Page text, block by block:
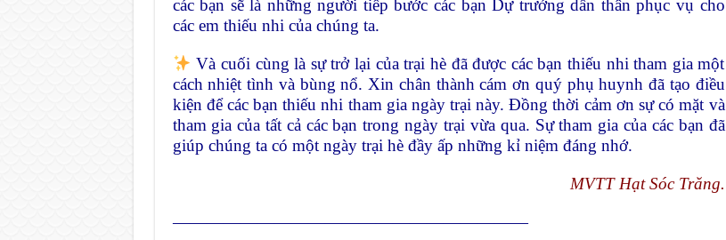
các bạn sẽ là những người tiếp bước các bạn Dự trưởng dấn thân phục vụ cho
các em thiếu nhi của chúng ta.
Và cuối cùng là sự trở lại của trại hè đã được các bạn thiếu nhi tham gia một
cách nhiệt tình và bùng nổ. Xin chân thành cám ơn quý phụ huynh đã tạo điều
kiện để các bạn thiếu nhi tham gia ngày trại này. Đồng thời cảm ơn sự có mặt và
tham gia của tất cả các bạn trong ngày trại vừa qua. Sự tham gia của các bạn đã
giúp chúng ta có một ngày trại hè đầy ấp những kỉ niệm đáng nhớ.
MVTT Hạt Sóc Trăng.
—————————————————————